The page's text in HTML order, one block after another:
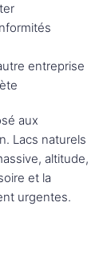
entreprise
aux
Lacs naturels
altitude,
et la
urgentes.